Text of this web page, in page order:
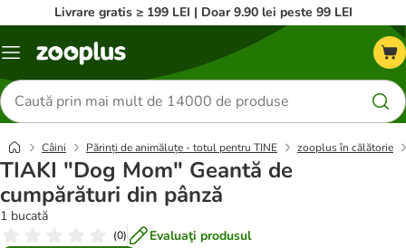
Livrare gratis ≥ 199 LEI | Doar 9.90 lei peste 99 LEI
Categorii
Căutare
produse
Câini Părinți de animăluțe - totul pentru TINE zooplus în călătorie
TIAKI "Dog Mom" Geantă de
cumpărături din pânză
1 bucată
(0) Evaluaţi produsul